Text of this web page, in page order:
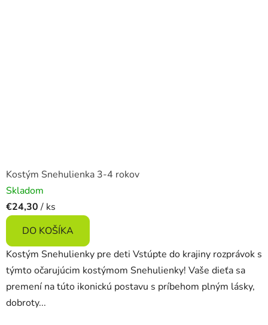
Kostým Snehulienka 3-4 rokov
Skladom
€24,30 / ks
DO KOŠÍKA
Kostým Snehulienky pre deti Vstúpte do krajiny rozprávok s
týmto očarujúcim kostýmom Snehulienky! Vaše dieťa sa
premení na túto ikonickú postavu s príbehom plným lásky,
dobroty...